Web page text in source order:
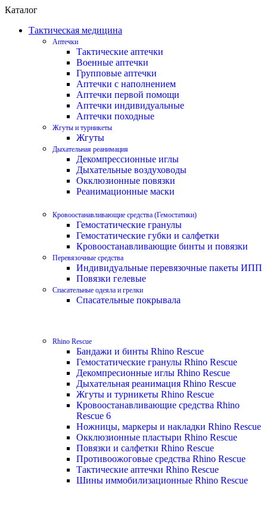
Каталог
Тактическая медицина
Аптечки
Тактические аптечки
Военные аптечки
Групповые аптечки
Аптечки с наполнением
Аптечки первой помощи
Аптечки индивидуальные
Аптечки походные
Жгуты и турникеты
Жгуты
Дыхательная реанимация
Декомпрессионные иглы
Дыхательные воздуховоды
Окклюзионные повязки
Реанимационные маски
Кровоостанавливающие средства (Гемостатики)
Гемостатические гранулы
Гемостатические губки и салфетки
Кровоостанавливающие бинты и повязки
Перевязочные средства
Индивидуальные перевязочные пакеты ИПП
Повязки гелевые
Спасательные одеяла и грелки
Спасательные покрывала
Rhino Rescue
Бандажи и бинты Rhino Rescue
Гемостатические гранулы Rhino Rescue
Декомпресионные иглы Rhino Rescue
Дыхательная реанимация Rhino Rescue
Жгуты и турникеты Rhino Rescue
Кровоостанавливающие средства Rhino
Rescue 6
Ножницы, маркеры и накладки Rhino Rescue
Окклюзионные пластыри Rhino Rescue
Повязки и салфетки Rhino Rescue
Противоожоговые средства Rhino Rescue
Тактические аптечки Rhino Rescue
Шины иммобилизационные Rhino Rescue